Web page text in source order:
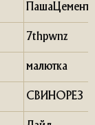
ПашаЦемент
7thpwnz
малютка
СВИНОРЕЗ